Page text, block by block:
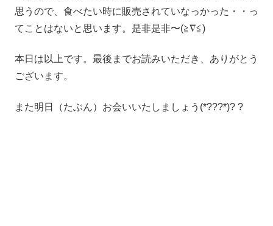
思うので、食べたい時に販売されていなっかった・・っ
てことはないと思います。是非是非〜(≧∇≦)
本日は以上です。最後までお読みいただき、ありがとう
ございます。
また明日（たぶん）お会いいたしましょう(*???*)? ?